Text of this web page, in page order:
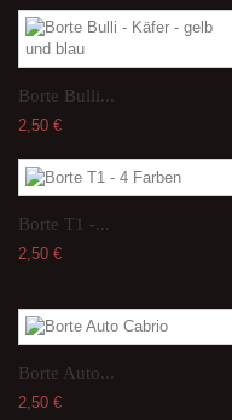
Borte Bulli...
2,50 €
Borte T1 -...
2,50 €
Borte Auto...
2,50 €